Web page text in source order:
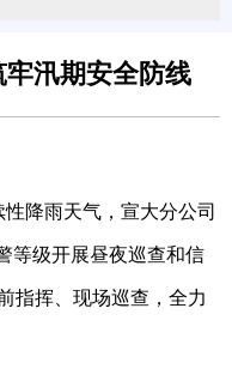
汛期安全防线
降雨天气，宣大分公司
等级开展昼夜巡查和信
指挥、现场巡查，全力